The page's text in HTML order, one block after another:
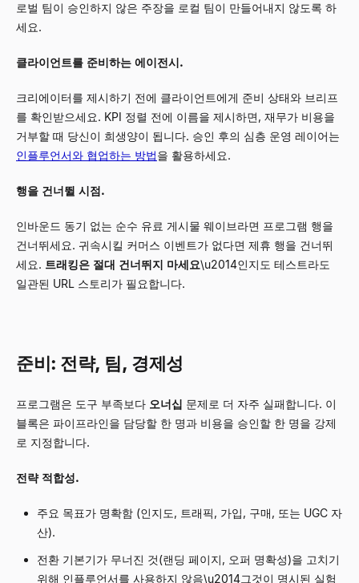
로벌 팀이 승인하지 않은 주장을 로컬 팀이 만들어내지 않도록 하
세요.
클라이언트를 준비하는 에이전시.
크리에이터를 제시하기 전에 클라이언트에게 준비 상태와 브리프
를 확인받으세요. KPI 정렬 전에 이름을 제시하면, 재무가 비용을
거부할 때 당신이 희생양이 됩니다. 승인 후의 심층 운영 레이어는
인플루언서와 협업하는 방법을 활용하세요.
행을 건너뛸 시점.
인바운드 동기 없는 순수 유료 게시물 웨이브라면 프로그램 행을
건너뛰세요. 귀속시킬 커머스 이벤트가 없다면 제휴 행을 건너뛰
세요. 트래킹은 절대 건너뛰지 마세요\u2014인지도 테스트라도
일관된 URL 스토리가 필요합니다.
준비: 전략, 팀, 경제성
프로그램은 도구 부족보다 오너십 문제로 더 자주 실패합니다. 이
블록은 파이프라인을 담당할 한 명과 비용을 승인할 한 명을 강제
로 지정합니다.
전략 적합성.
주요 목표가 명확함 (인지도, 트래픽, 가입, 구매, 또는 UGC 자
산).
전환 기본기가 무너진 것(랜딩 페이지, 오퍼 명확성)을 고치기
위해 인플루언서를 사용하지 않음\u2014그것이 명시된 실험